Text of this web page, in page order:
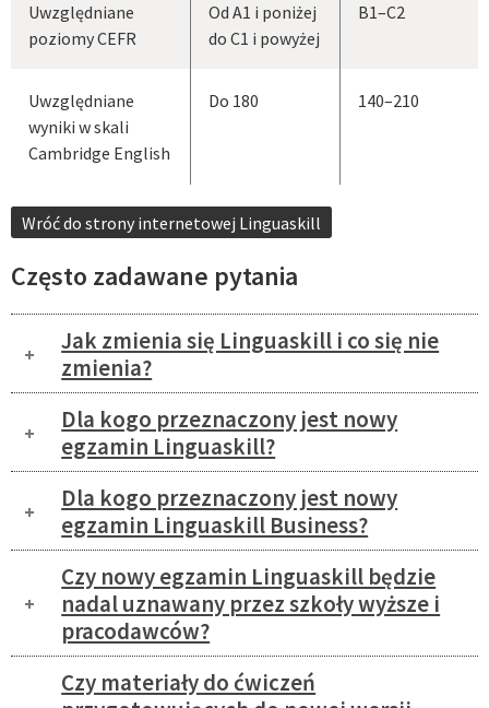
Uwzględniane
poziomy CEFR
Od A1 i poniżej
do C1 i powyżej
B1–C2
Uwzględniane
wyniki w skali
Cambridge English
Do 180 140–210
Wróć do strony internetowej Linguaskill
Często zadawane pytania
Jak zmienia się Linguaskill i co się nie
zmienia?
Dla kogo przeznaczony jest nowy
egzamin Linguaskill?
Dla kogo przeznaczony jest nowy
egzamin Linguaskill Business?
Czy nowy egzamin Linguaskill będzie
nadal uznawany przez szkoły wyższe i
pracodawców?
Czy materiały do ćwiczeń